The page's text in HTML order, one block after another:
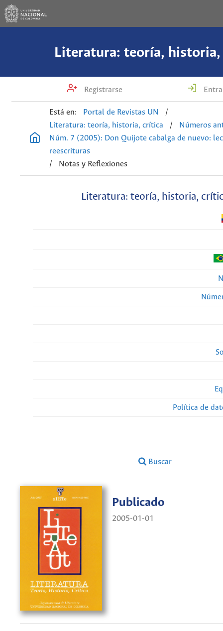
Literatura: teoría,
Registrarse
Está en: Portal de Revistas UN
/
Literatura: teoría, historia, crítica
/
Números
Núm. 7 (2005): Don Quijote cabalga de nuevo:
reescrituras
/
Notas y Reflexiones
Literatura: teoría, historia,
Política de
Buscar
Publicado
2005-01-01